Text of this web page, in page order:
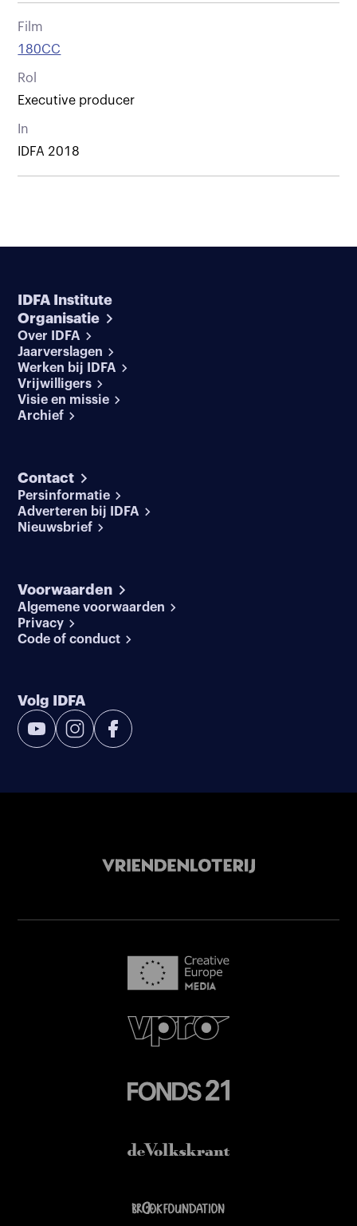
Film
180CC
Rol
Executive producer
In
IDFA 2018
IDFA Institute
Organisatie
Over IDFA
Jaarverslagen
Werken bij IDFA
Vrijwilligers
Visie en missie
Archief
Contact
Persinformatie
Adverteren bij IDFA
Nieuwsbrief
Voorwaarden
Algemene voorwaarden
Privacy
Code of conduct
Volg IDFA